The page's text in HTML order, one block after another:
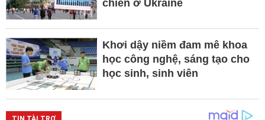
chiến ở Ukraine
Khơi dậy niềm đam mê khoa
học công nghệ, sáng tạo cho
học sinh, sinh viên